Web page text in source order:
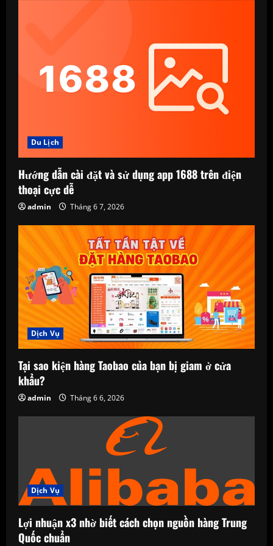
Du Lịch
Hướng dẫn cài đặt và sử dụng app 1688 trên điện
thoại cực dễ
admin Tháng 6 7, 2026
Dịch Vụ
Tại sao kiện hàng Taobao của bạn bị giam ở cửa
khẩu?
admin Tháng 6 6, 2026
Dịch Vụ
Lợi nhuận x3 nhờ biết cách chọn nguồn hàng Trung
Quốc chuẩn